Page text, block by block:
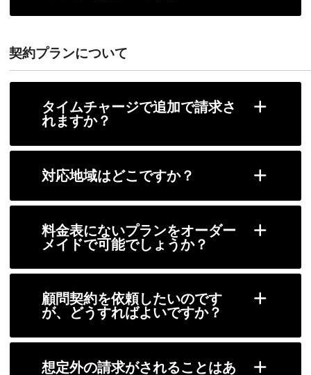
契約プランについて
タイムチャージで追加で請求さ
れますか？
対応地域はどこですか？
料金表にないプランをオーダー
メイドで可能でしょうか？
顧問契約を依頼したいのです
が、どうすればよいですか？
想定外の請求がされることはあ